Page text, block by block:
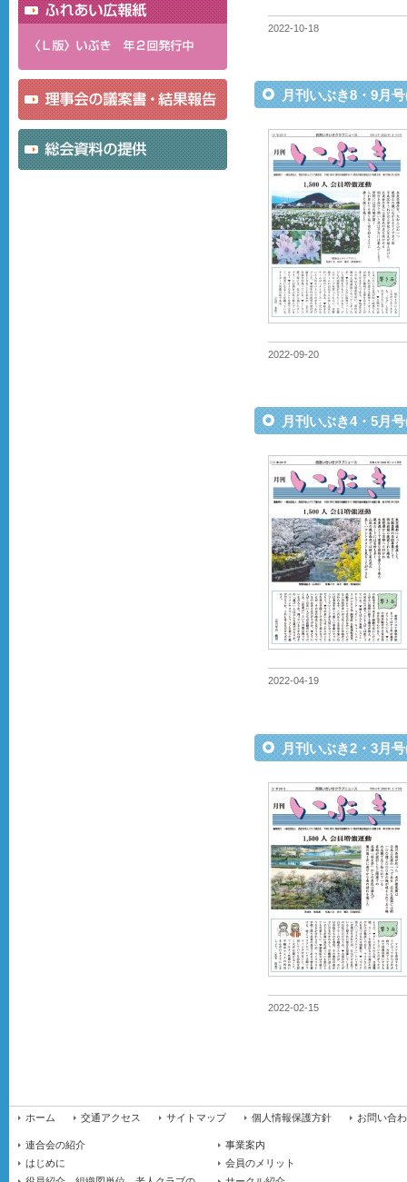
2022-10-18
月刊いぶき8・9月
2022-09-20
月刊いぶき4・5月
2022-04-19
月刊いぶき2・3月
2022-02-15
ホーム 交通アクセス サイトマップ 個人情報保護方針 お問い合
連合会の紹介
はじめに
事業案内
会員のメリット